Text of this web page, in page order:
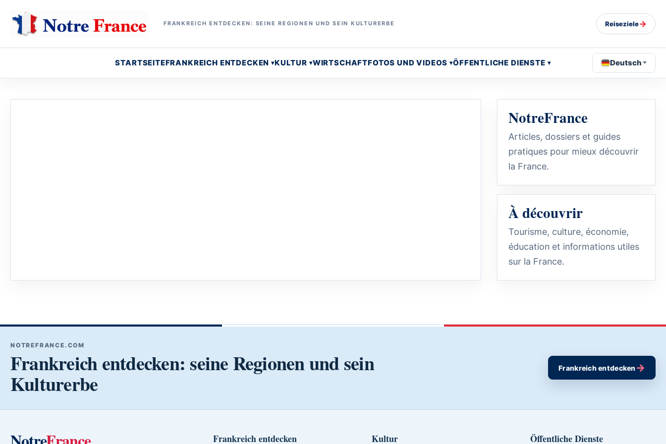
FRANKREICH ENTDECKEN: SEINE REGIONEN UND SEIN KULTURERBE Reiseziele→
STARTSEITEFRANKREICH ENTDECKEN KULTUR WIRTSCHAFTFOTOS UND VIDEOS ÖFFENTLICHE DIENSTE Deutsch
NotreFrance
Articles, dossiers et guides
pratiques pour mieux découvrir
la France.
À découvrir
Tourisme, culture, économie,
éducation et informations utiles
sur la France.
NOTREFRANCE.COM
Frankreich entdecken: seine Regionen und sein
Kulturerbe
Frankreich entdecken→
Frankreich entdecken Kultur Öffentliche Dienste